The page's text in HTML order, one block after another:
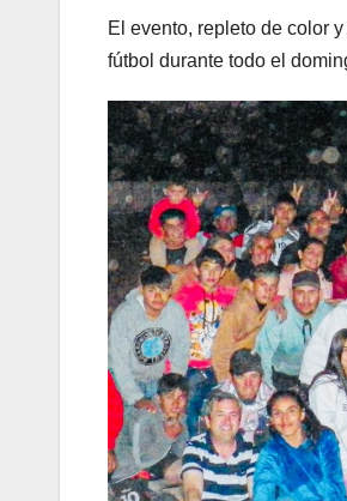
El evento, repleto de color
fútbol durante todo el